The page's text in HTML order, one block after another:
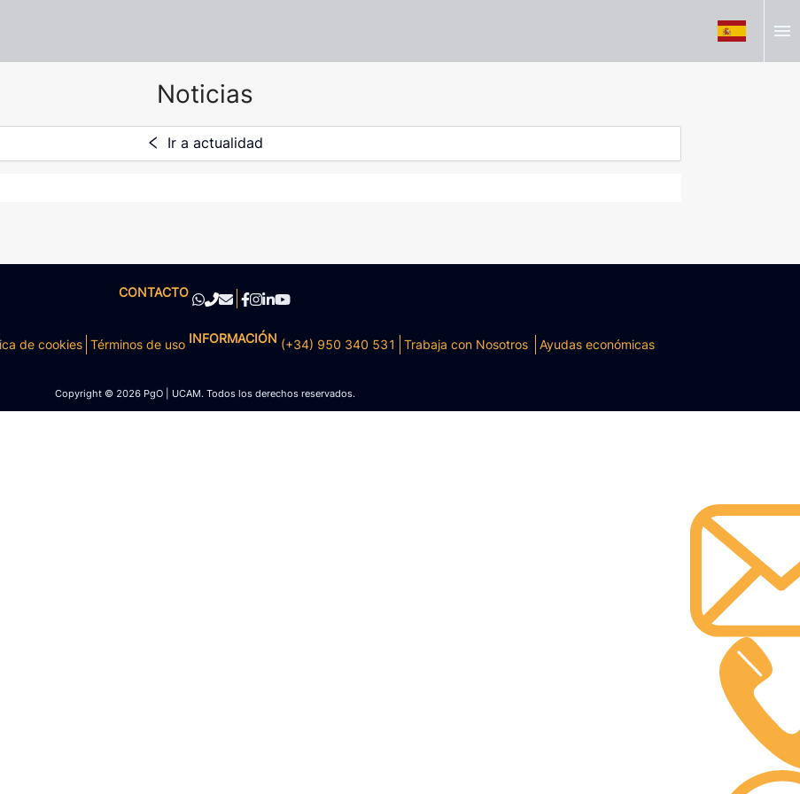
menu
Noticias
Ir a actualidad
CONTACTO
de cookies Términos de uso INFORMACIÓN (+34) 950 340 531 Trabaja con Nosotros Ayudas económicas
Copyright © 2026 PgO | UCAM. Todos los derechos reservados.